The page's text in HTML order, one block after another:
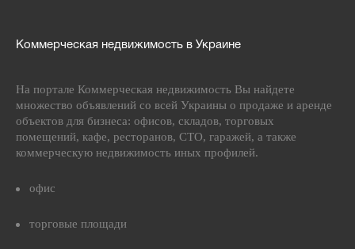
Коммерческая недвижимость в Украине
На портале Коммерческая недвижимость Вы найдете
множество объявлений со всей Украины о продаже и аренде
объектов для бизнеса: офисов, складов, торговых
помещений, кафе, ресторанов, СТО, гаражей, а также
коммерческую недвижимость иных профилей.
офис
торговые площади